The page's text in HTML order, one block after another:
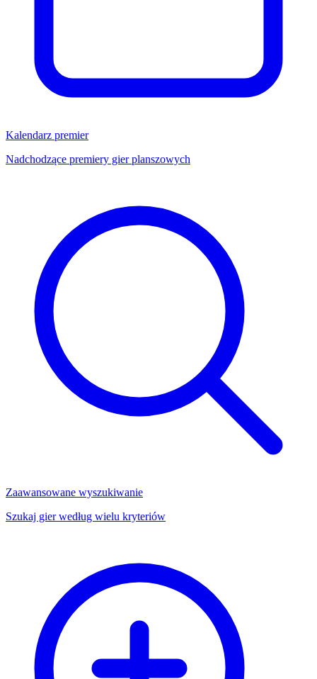
Kalendarz premier
Nadchodzące premiery gier planszowych
Zaawansowane wyszukiwanie
Szukaj gier według wielu kryteriów